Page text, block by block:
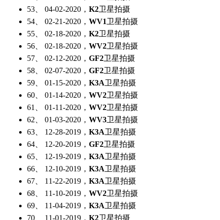
53、 04-02-2020， K2卫星拍摄
54、 02-21-2020， WV1卫星拍摄
55、 02-18-2020， K2卫星拍摄
56、 02-18-2020， WV2卫星拍摄
57、 02-12-2020， GF2卫星拍摄
58、 02-07-2020， GF2卫星拍摄
59、 01-15-2020， K3A卫星拍摄
60、 01-14-2020， WV2卫星拍摄
61、 01-11-2020， WV2卫星拍摄
62、 01-03-2020， WV3卫星拍摄
63、 12-28-2019， K3A卫星拍摄
64、 12-20-2019， GF2卫星拍摄
65、 12-19-2019， K3A卫星拍摄
66、 12-10-2019， K3A卫星拍摄
67、 11-22-2019， K3A卫星拍摄
68、 11-10-2019， WV2卫星拍摄
69、 11-04-2019， K3A卫星拍摄
70、 11-01-2019， K2卫星拍摄